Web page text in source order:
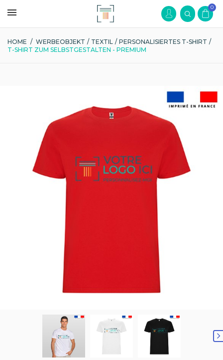
0
HOME / WERBEOBJEKT / TEXTIL / PERSONALISIERTES T-SHIRT /
T-SHIRT ZUM SELBSTGESTALTEN - PREMIUM